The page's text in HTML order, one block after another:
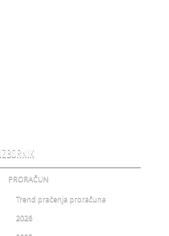
IZBORNIK
PRORAČUN
Trend praćenja proračuna
2026